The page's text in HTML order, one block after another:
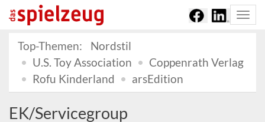
Top-Themen:
Nordstil
U.S. Toy Association
Coppenrath Verlag
Rofu Kinderland
arsEdition
EK/Servicegroup